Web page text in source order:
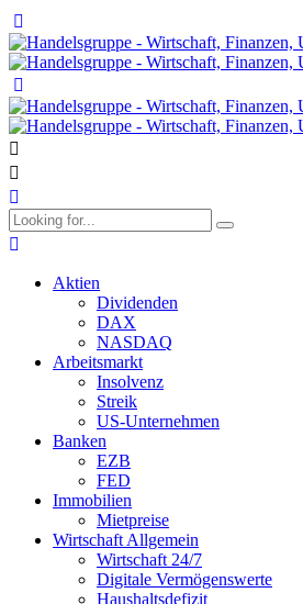
Aktien
Dividenden
DAX
NASDAQ
Arbeitsmarkt
Insolvenz
Streik
US-Unternehmen
Banken
EZB
FED
Immobilien
Mietpreise
Wirtschaft Allgemein
Wirtschaft 24/7
Digitale Vermögenswerte
Haushaltsdefizit